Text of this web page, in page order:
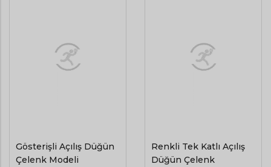
Gösterişli Açılış Düğün
Çelenk Modeli
Renkli Tek Katlı Açılış
Düğün Çelenk